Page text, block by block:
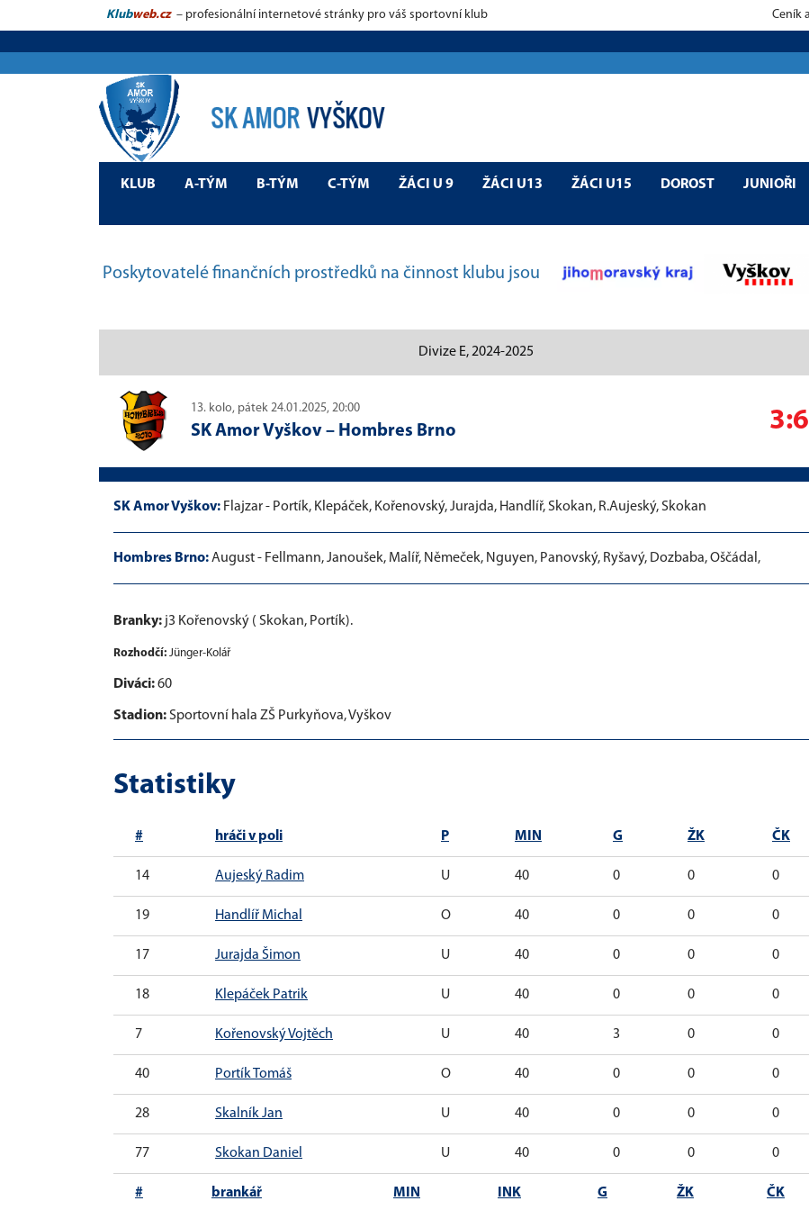
Klubweb.cz – profesionální internetové stránky pro váš sportovní klub Ceník
KLUB A-TÝM B-TÝM C-TÝM ŽÁCI U 9 ŽÁCI U13 ŽÁCI U15 DOROST JUNIOŘI
Poskytovatelé finančních prostředků na činnost klubu jsou
Divize E, 2024-2025
13. kolo, pátek 24.01.2025, 20:00
SK Amor Vyškov – Hombres Brno 3:6
SK Amor Vyškov: Flajzar - Portík, Klepáček, Kořenovský, Jurajda, Handlíř, Skokan, R.Aujeský, Skokan
Hombres Brno:August - Fellmann, Janoušek, Malíř, Němeček, Nguyen, Panovský, Ryšavý, Dozbaba, Oščádal,
Branky: j3 Kořenovský ( Skokan, Portík).
Rozhodčí: Jünger-Kolář
Diváci:60
Stadion: Sportovní hala ZŠ Purkyňova, Vyškov
Statistiky
# hráči v poli P MIN G ŽK ČK
14 Aujeský Radim U 40 0 0 0
19 Handlíř Michal O 40 0 0 0
17 Jurajda Šimon U 40 0 0 0
18 Klepáček Patrik U 40 0 0 0
7 Kořenovský Vojtěch U 40 3 0 0
40 Portík Tomáš O 40 0 0 0
28 Skalník Jan U 40 0 0 0
77 Skokan Daniel U 40 0 0 0
# brankář MIN INK G ŽK ČK